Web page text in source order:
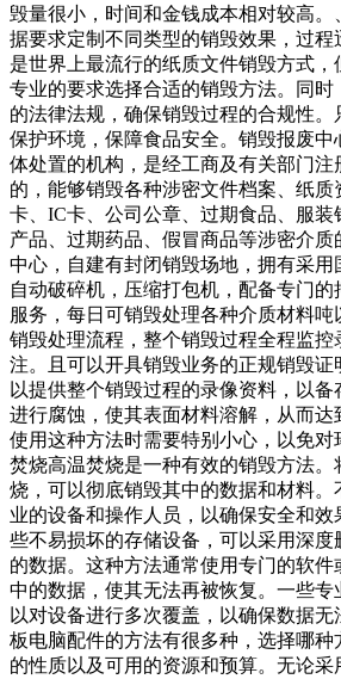
毁量很小，时间和金钱成本相对较高。
据要求定制不同类型的销毁效果，过程
是世界上最流行的纸质文件销毁方式，
专业的要求选择合适的销毁方法。同时
的法律法规，确保销毁过程的合规性
保护环境，保障食品安全。销毁报废
体处置的机构，是经工商及有关部门
的，能够销毁各种涉密文件档案、纸
卡、IC卡、公司公章、过期食品、服装
产品、过期药品、假冒商品等涉密介
中心，自建有封闭销毁场地，拥有采用
自动破碎机，压缩打包机，配备专门
服务，每日可销毁处理各种介质材料
销毁处理流程，整个销毁过程全程监控
注。且可以开具销毁业务的正规销毁证
以提供整个销毁过程的录像资料，以
进行腐蚀，使其表面材料溶解，从而达
使用这种方法时需要特别小心，以免对
焚烧高温焚烧是一种有效的销毁方法
烧，可以彻底销毁其中的数据和材料
业的设备和操作人员，以确保安全和
些不易损坏的存储设备，可以采用深度
的数据。这种方法通常使用专门的软
中的数据，使其无法再被恢复。一些专
以对设备进行多次覆盖，以确保数据
板电脑配件的方法有很多种，选择哪
的性质以及可用的资源和预算。无论